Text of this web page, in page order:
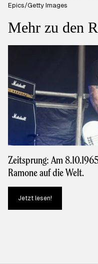
Epics/Getty Images
Mehr zu den
Zeitsprung: Am
Ramone auf die Welt.
Jetzt lesen!